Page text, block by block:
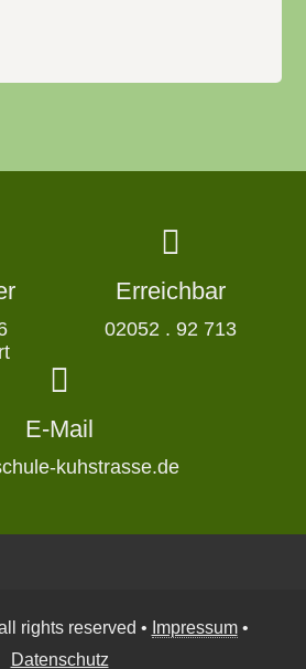
Erreichbar
02052 . 92 713
E-Mail
kuhstrasse.de
rights reserved • Impressum•
Datenschutz